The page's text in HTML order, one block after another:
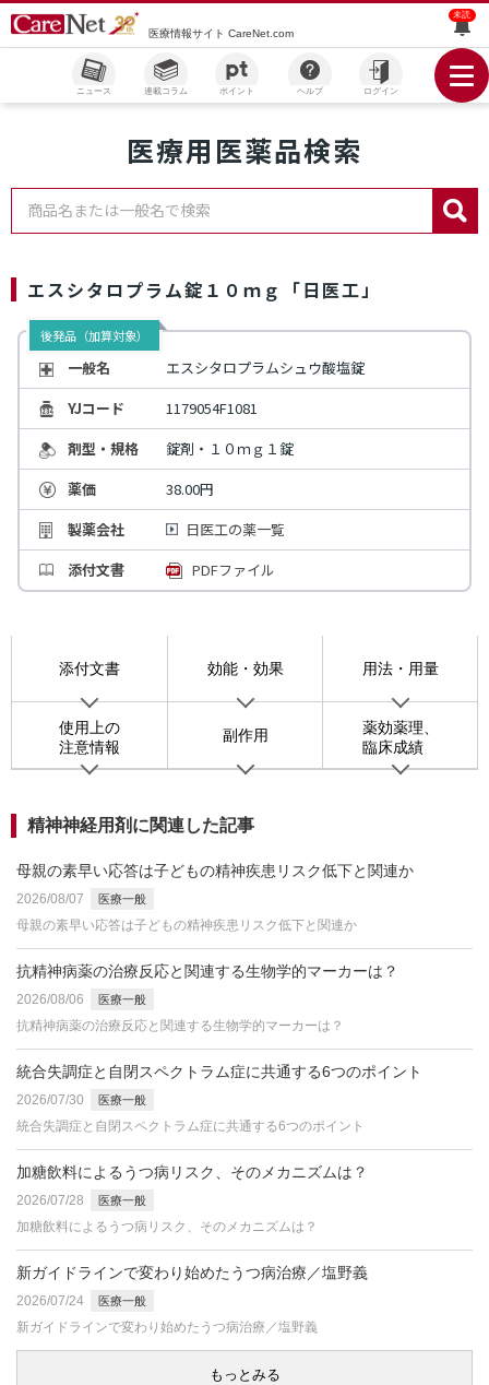
医療情報サイト CareNet.com
未読
ニュース 連載コラム ポイント ヘルプ ログイン
医療用医薬品検索
商品名または一般名で検索
エスシタロプラム錠１０ｍｇ「日医工」
後発品（加算対象）
一般名
エスシタロプラムシュウ酸塩錠
YJコード
1179054F1081
剤型・規格
錠剤・１０ｍｇ１錠
薬価
38.00円
製薬会社
日医工の薬一覧
添付文書
PDFファイル
添付文書 効能・効果 用法・用量
使用上の
注意情報
副作用
薬効薬理、
臨床成績
精神神経用剤に関連した記事
母親の素早い応答は子どもの精神疾患リスク低下と関連か
2026/08/07 医療一般
母親の素早い応答は子どもの精神疾患リスク低下と関連か
抗精神病薬の治療反応と関連する生物学的マーカーは？
2026/08/06 医療一般
抗精神病薬の治療反応と関連する生物学的マーカーは？
統合失調症と自閉スペクトラム症に共通する6つのポイント
2026/07/30 医療一般
統合失調症と自閉スペクトラム症に共通する6つのポイント
加糖飲料によるうつ病リスク、そのメカニズムは？
2026/07/28 医療一般
加糖飲料によるうつ病リスク、そのメカニズムは？
新ガイドラインで変わり始めたうつ病治療／塩野義
2026/07/24 医療一般
新ガイドラインで変わり始めたうつ病治療／塩野義
もっとみる